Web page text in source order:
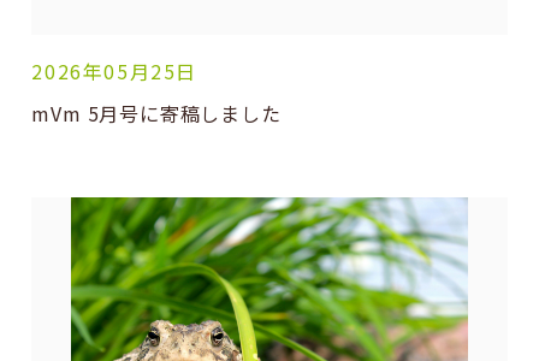
2026年05月25日
mVm 5月号に寄稿しました